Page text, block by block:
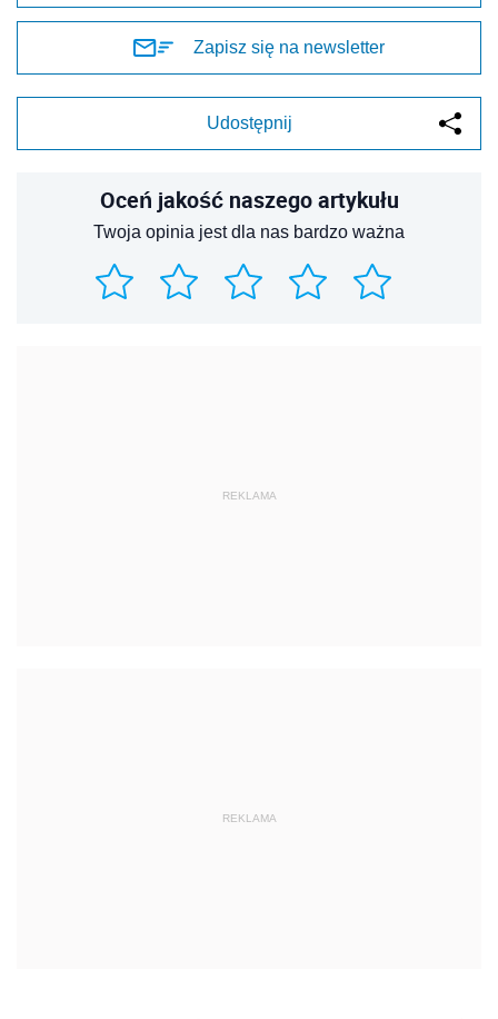
Zapisz się na newsletter
Udostępnij
Oceń jakość naszego artykułu
Twoja opinia jest dla nas bardzo ważna
REKLAMA
REKLAMA